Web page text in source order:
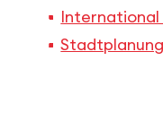
Stadtplanung